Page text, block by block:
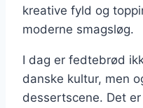
kreative fyld og
moderne smagsløg.
I dag er fedtebrød
danske kultur, men
dessertscene. Det